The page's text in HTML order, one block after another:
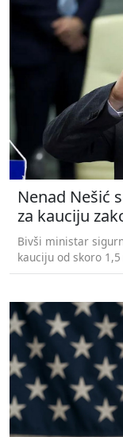
Nenad Nešić
za kauciju
Bivši ministar
kauciju od skoro